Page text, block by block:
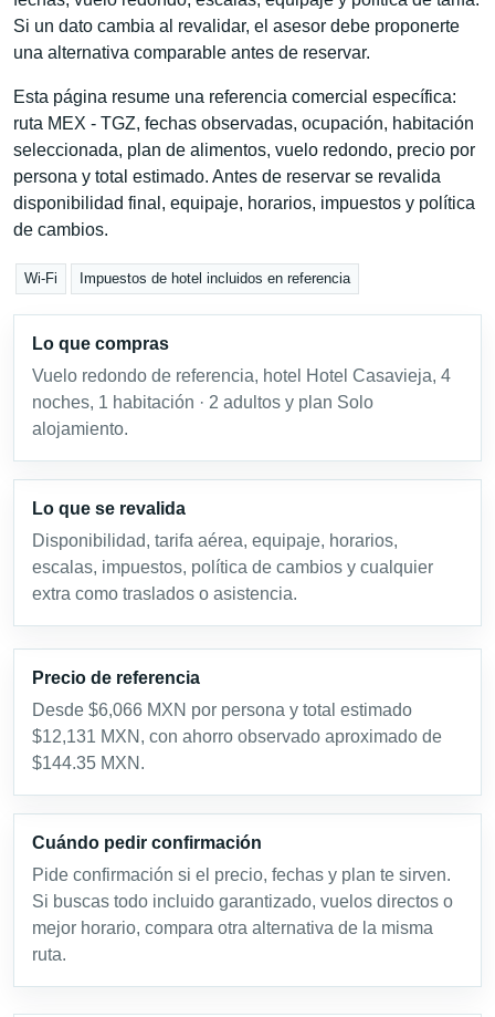
Si un dato cambia al revalidar, el asesor debe proponerte
una alternativa comparable antes de reservar.
Esta página resume una referencia comercial específica:
ruta MEX - TGZ, fechas observadas, ocupación, habitación
seleccionada, plan de alimentos, vuelo redondo, precio por
persona y total estimado. Antes de reservar se revalida
disponibilidad final, equipaje, horarios, impuestos y política
de cambios.
Wi-Fi Impuestos de hotel incluidos en referencia
Lo que compras
Vuelo redondo de referencia, hotel Hotel Casavieja, 4
noches, 1 habitación · 2 adultos y plan Solo
alojamiento.
Lo que se revalida
Disponibilidad, tarifa aérea, equipaje, horarios,
escalas, impuestos, política de cambios y cualquier
extra como traslados o asistencia.
Precio de referencia
Desde $6,066 MXN por persona y total estimado
$12,131 MXN, con ahorro observado aproximado de
$144.35 MXN.
Cuándo pedir confirmación
Pide confirmación si el precio, fechas y plan te sirven.
Si buscas todo incluido garantizado, vuelos directos o
mejor horario, compara otra alternativa de la misma
ruta.